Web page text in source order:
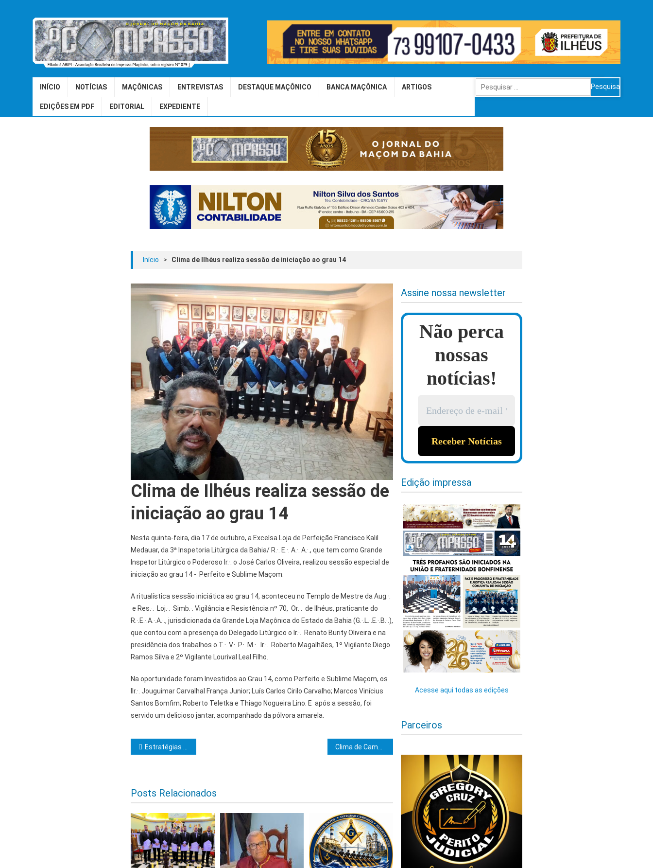
INÍCIO NOTÍCIAS MAÇÔNICAS ENTREVISTAS DESTAQUE MAÇÔNICO BANCA MAÇÔNICA ARTIGOS
EDIÇÕES EM PDF EDITORIAL EXPEDIENTE
Pesquisar
por:
Início > Clima de Ilhéus realiza sessão de iniciação ao grau 14
Clima de Ilhéus realiza sessão de
iniciação ao grau 14
Nesta quinta-feira, dia 17 de outubro, a Excelsa Loja de Perfeição Francisco Kalil
Medauar, da 3ª Inspetoria Litúrgica da Bahia/ R.·. E.·. A.·. A.·., que tem como Grande
Inspetor Litúrgico o Poderoso Ir.·. o José Carlos Oliveira, realizou sessão especial de
iniciação ao grau 14 - Perfeito e Sublime Maçom.
A ritualística sessão iniciática ao grau 14, aconteceu no Templo de Mestre da Aug.·.
e Res.·. Loj.·. Simb.·. Vigilância e Resistência nº 70, Or.·. de Ilhéus, praticante do
R.·.E.·.A.·.A.·., jurisdicionada da Grande Loja Maçônica do Estado da Bahia (G.·.L.·.E.·.B.·.),
que contou com a presença do Delegado Litúrgico o Ir.·. Renato Burity Oliveira e na
presidência dos trabalhos o T.·. V.·. P.·. M.·. Ir.·. Roberto Magalhães, 1º Vigilante Diego
Ramos Silva e 2º Vigilante Lourival Leal Filho.
Na oportunidade foram Investidos ao Grau 14, como Perfeito e Sublime Maçom, os
IIr.·. Jouguimar Carvalhal França Junior; Luís Carlos Cirilo Carvalho; Marcos Vinícius
Santos Bomfim; Roberto Teletka e Thiago Nogueira Lino. E após a sessão, foi
servido um delicioso jantar, acompanhado da pólvora amarela.
Navegação de Post
Estratégias para entrega e operacionalização de lotes irrigados em Ponto Novo são alinhadas durante reunião
Posts Relacionados
Assine nossa newsletter
Não perca
nossas
notícias!
Edição impressa
Acesse aqui todas as edições
Parceiros